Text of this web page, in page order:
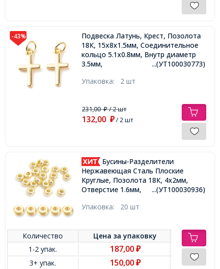
-43%
Подвеска Латунь, Крест, Позолота
18К, 15х8х1.5мм, Соединительное
кольцо 5.1х0.8мм, Внутр диаметр
3.5мм,
...(УТ100030773)
Упаковка: 2 шт
231,00₽/ 2 шт
132,00 ₽/ 2 шт
Бусины-Разделители
Нержавеющая Сталь Плоские
Круглые, Позолота 18К, 4x2мм,
Отверстие 1.6мм,
...(УТ100030936)
Упаковка: 20 шт
Количество Цена заупаковку
1-2 упак.
187,00 ₽
3+ упак. 150,00 ₽